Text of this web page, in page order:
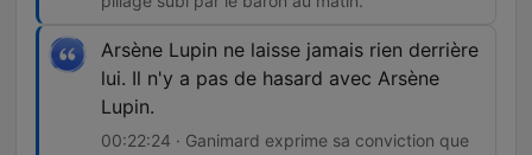
Arsène Lupin ne laisse jamais rien derrière
lui. Il n'y a pas de hasard avec Arsène
Lupin.
00:22:24 · Ganimard exprime sa conviction que